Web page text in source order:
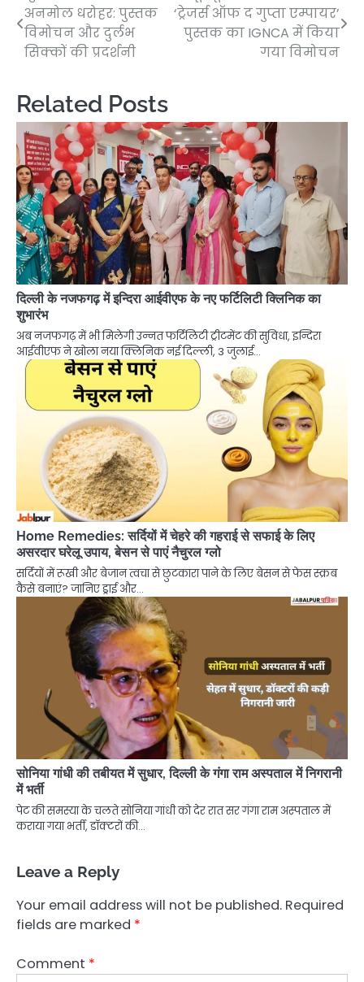
navigation
अनमोल धरोहर: पुस्तक
विमोचन और दुर्लभ
सिक्कों की प्रदर्शनी
‘ट्रेजर्स ऑफ द गुप्ता एम्पायर’
पुस्तक का IGNCA में किया
गया विमोचन
Related Posts
दिल्ली के नजफगढ़ में इन्दिरा आईवीएफ के नए फर्टिलिटी क्लिनिक का
शुभारंभ
अब नजफगढ़ में भी मिलेगी उन्नत फर्टिलिटी ट्रीटमेंट की सुविधा, इन्दिरा
आईवीएफ ने खोला नया क्लिनिक नई दिल्ली, 3 जुलाई…
Home Remedies: सर्दियों में चेहरे की गहराई से सफाई के लिए
असरदार घरेलू उपाय, बेसन से पाएं नैचुरल ग्लो
सर्दियों में रूखी और बेजान त्वचा से छुटकारा पाने के लिए बेसन से फेस स्क्रब
कैसे बनाएं? जानिए ड्राई और…
सोनिया गांधी की तबीयत में सुधार, दिल्ली के गंगा राम अस्पताल में निगरानी
में भर्ती
पेट की समस्या के चलते सोनिया गांधी को देर रात सर गंगा राम अस्पताल में
कराया गया भर्ती, डॉक्टरों की…
Leave a Reply
Your email address will not be published. Required
fields are marked *
Comment *